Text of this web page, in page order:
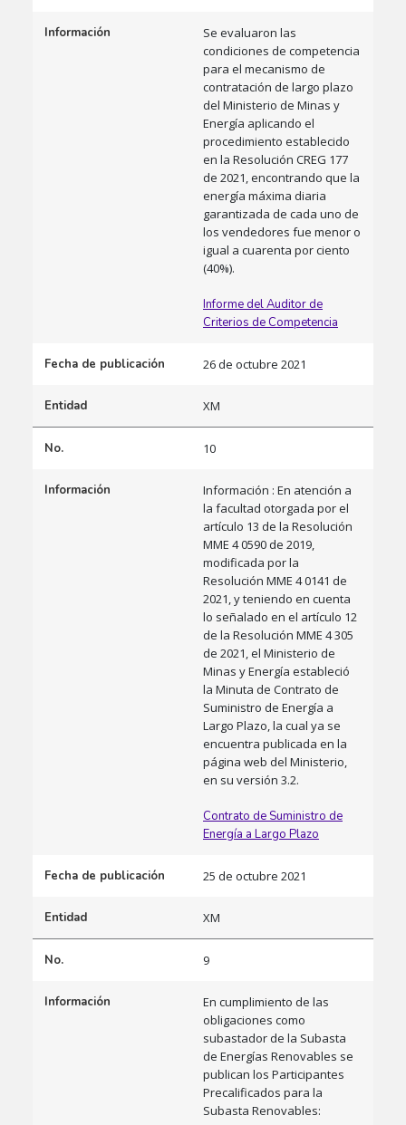
Información
Se evaluaron las
condiciones de competencia
para el mecanismo de
contratación de largo plazo
del Ministerio de Minas y
Energía aplicando el
procedimiento establecido
en la Resolución CREG 177
de 2021, encontrando que la
energía máxima diaria
garantizada de cada uno de
los vendedores fue menor o
igual a cuarenta por ciento
(40%).
Informe del Auditor de
Criterios de Competencia
Fecha de publicación 26 de octubre 2021
Entidad XM
No. 10
Información
Información : En atención a
la facultad otorgada por el
artículo 13 de la Resolución
MME 4 0590 de 2019,
modificada por la
Resolución MME 4 0141 de
2021, y teniendo en cuenta
lo señalado en el artículo 12
de la Resolución MME 4 305
de 2021, el Ministerio de
Minas y Energía estableció
la Minuta de Contrato de
Suministro de Energía a
Largo Plazo, la cual ya se
encuentra publicada en la
página web del Ministerio,
en su versión 3.2.
Contrato de Suministro de
Energía a Largo Plazo
Fecha de publicación 25 de octubre 2021
Entidad XM
No. 9
Información
En cumplimiento de las
obligaciones como
subastador de la Subasta
de Energías Renovables se
publican los Participantes
Precalificados para la
Subasta Renovables: